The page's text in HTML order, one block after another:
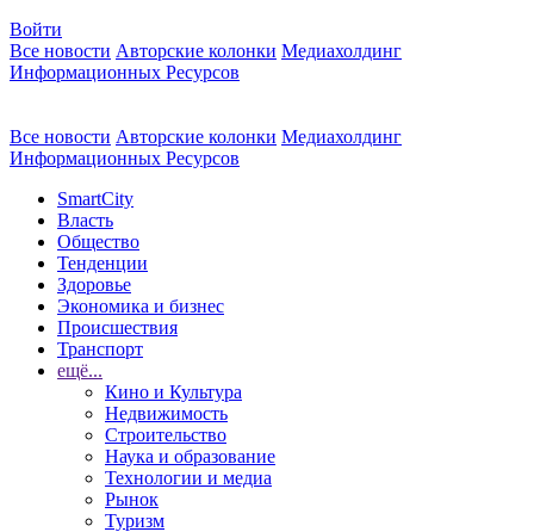
Войти
Все новости Авторские колонки Медиахолдинг
Информационных Ресурсов
Все новости Авторские колонки Медиахолдинг
Информационных Ресурсов
SmartCity
Власть
Общество
Тенденции
Здоровье
Экономика и бизнес
Происшествия
Транспорт
ещё...
Кино и Культура
Недвижимость
Строительство
Наука и образование
Технологии и медиа
Рынок
Туризм